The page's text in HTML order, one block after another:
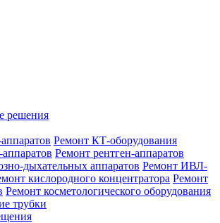
решения
Ремонт КТ-оборудования
Ремонт рентген-аппаратов
дыхательных аппаратов Ремонт ИВЛ-
кислородного концентратора Ремонт
Ремонт косметологического оборудования
трубки